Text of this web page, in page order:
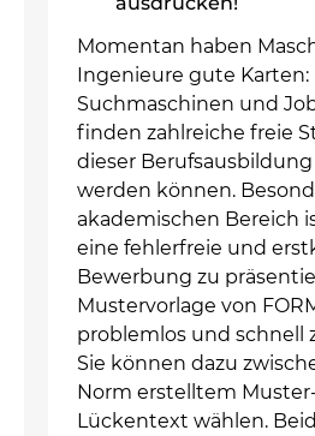
Momentan haben
Ingenieure gute Karten:
Suchmaschinen und
finden zahlreiche freie
dieser
werden können.
akademischen Bereich
eine fehlerfreie und
Bewerbung zu
Mustervorlage von
problemlos und schnell
Sie können dazu
Norm erstelltem
Lückentext wählen.